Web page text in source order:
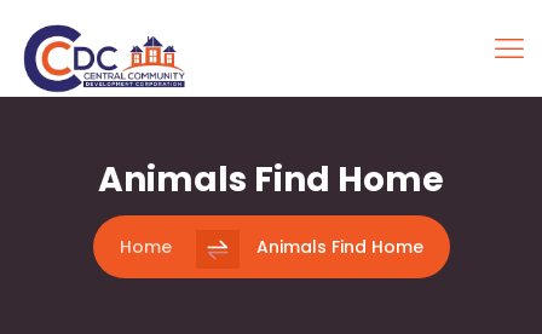
Animals Find Home
Home Animals Find Home